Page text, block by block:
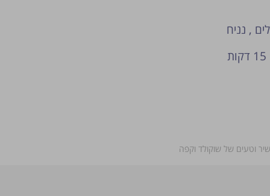
, נניח
מחממים תנור ל 180 מעלות. מסדרים בתבנית מרופדת בנייר אפייה ואופים 15 דקות
וטעים של שוקולד וקפה